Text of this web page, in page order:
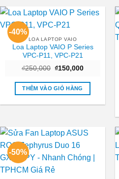
-40%
LOA LAPTOP VAIO
Loa Laptop VAIO P Series
VPC-P11, VPC-P21
₫250,000 Giá
là:
₫250,000.
₫150,000Giá
tại
₫150,000.
THÊM VÀO GIỎ HÀNG
-50%